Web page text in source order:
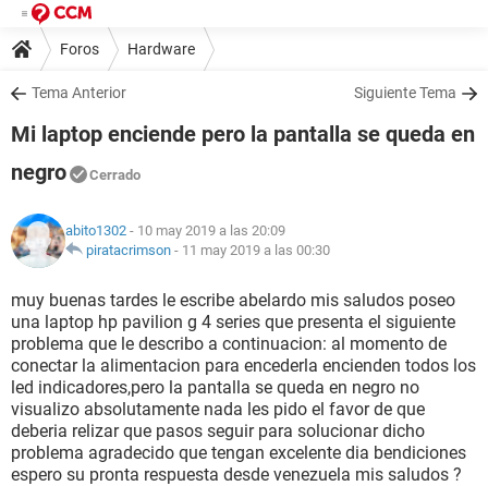
Foros Hardware
Tema Anterior Siguiente Tema
Mi laptop enciende pero la pantalla se queda en
negro
Cerrado
abito1302 - 10 may 2019 a las 20:09
piratacrimson - 11 may 2019 a las 00:30
muy buenas tardes le escribe abelardo mis saludos poseo
una laptop hp pavilion g 4 series que presenta el siguiente
problema que le describo a continuacion: al momento de
conectar la alimentacion para encederla encienden todos los
led indicadores,pero la pantalla se queda en negro no
visualizo absolutamente nada les pido el favor de que
deberia relizar que pasos seguir para solucionar dicho
problema agradecido que tengan excelente dia bendiciones
espero su pronta respuesta desde venezuela mis saludos ?